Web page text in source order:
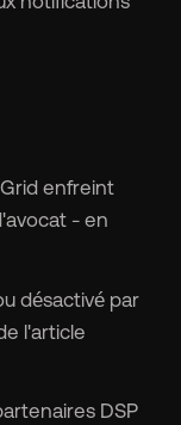
enfreint
- en
désactivé par
l'article
DSP